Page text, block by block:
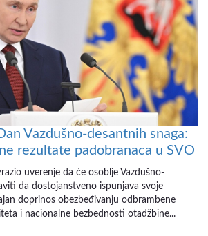
Vazdušno-desantnih snaga:
rezultate padobranaca u SVO
uverenje da će osoblje Vazdušno-
da dostojanstveno ispunjava svoje
doprinos obezbeđivanju odbrambene
i nacionalne bezbednosti otadžbine...